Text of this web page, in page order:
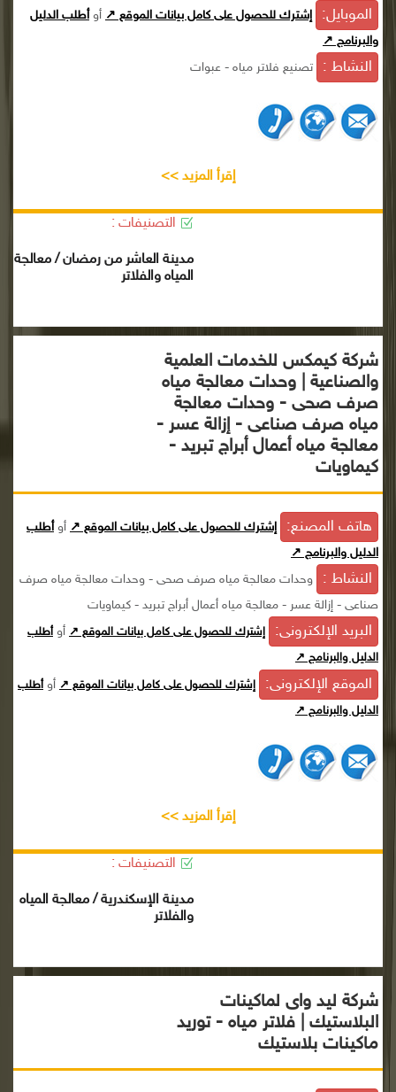
الموبايل: إشترك للحصول على كامل بيانات الموقع ↗ أوأطلب الدليل
والبرنامج ↗
النشاط : تصنيع فلاتر مياه - عبوات
إقرأ المزيد >>
التصنيفات :
مدينة العاشر من رمضان / معالجة
المياه والفلاتر
شركة كيمكس للخدمات العلمية
والصناعية | وحدات معالجة مياه
صرف صحى - وحدات معالجة
مياه صرف صناعى - إزالة عسر -
معالجة مياه أعمال أبراج تبريد -
كيماويات
هاتف المصنع: إشترك للحصول على كامل بيانات الموقع ↗ أوأطلب
الدليل والبرنامج ↗
النشاط :
وحدات معالجة مياه صرف صحى - وحدات معالجة مياه صرف
صناعى - إزالة عسر - معالجة مياه أعمال أبراج تبريد - كيماويات
البريد الإلكترونى: إشترك للحصول على كامل بيانات الموقع ↗ أوأطلب
الدليل والبرنامج ↗
الموقع الإلكترونى: إشترك للحصول على كامل بيانات الموقع ↗ أوأطلب
الدليل والبرنامج ↗
إقرأ المزيد >>
التصنيفات :
مدينة الإسكندرية / معالجة المياه
والفلاتر
شركة ليد واى لماكينات
البلاستيك | فلاتر مياه - توريد
ماكينات بلاستيك